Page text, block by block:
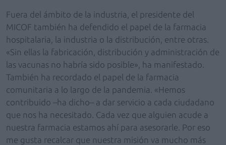
Fuera del ámbito de la industria, el presidente del
MICOF también ha defendido el papel de la farmacia
hospitalaria, la industria o la distribución, entre otras.
«Sin ellas la fabricación, distribución y administración de
las vacunas no habría sido posible», ha manifestado.
También ha recordado el papel de la farmacia
comunitaria a lo largo de la pandemia. «Hemos
contribuido –ha dicho– a dar servicio a cada ciudadano
que nos ha necesitado. Cada vez que alguien acude a
nuestra farmacia estamos ahí para asesorarle. Por eso
me gusta recalcar que nuestra misión va mucho más